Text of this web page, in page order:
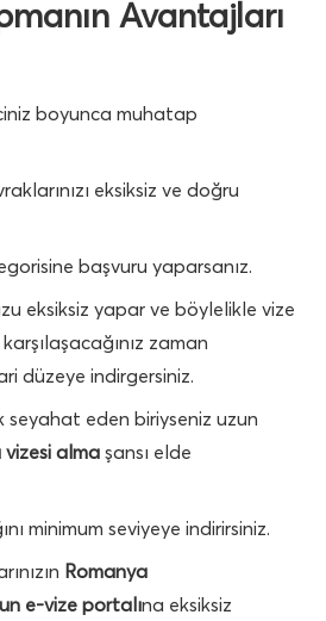
Avantajları
boyunca muhatap
eksiksiz ve doğru
başvuru yaparsanız.
eksiksiz yapar ve böylelikle vize
zaman
düzeye indirgersiniz.
seyahat eden biriyseniz uzun
vizesi alma şansı elde
minimum seviyeye indirirsiniz.
Romanya
e-vize portalına eksiksiz